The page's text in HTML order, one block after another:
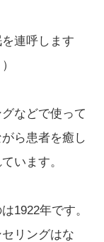
連呼します
などで使って
ら患者を癒し
います。
1922年です。
リングはな